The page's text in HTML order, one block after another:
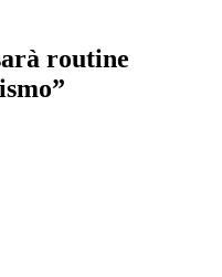
routine